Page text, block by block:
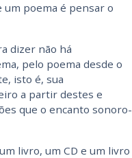
um poema é pensar o
dizer não há
pelo poema desde o
isto é, sua
a partir destes e
que o encanto sonoro-
livro, um CD e um livro